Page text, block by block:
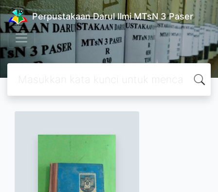
Perpustakaan Darul Ilmi MTsN 3 Paser